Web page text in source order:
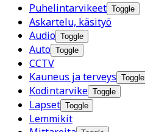
Puhelintarvikeet Toggle
Askartelu, käsityö
Audio Toggle
Auto Toggle
CCTV
Kauneus ja terveys Toggle
Kodintarvike Toggle
Lapset Toggle
Lemmikit